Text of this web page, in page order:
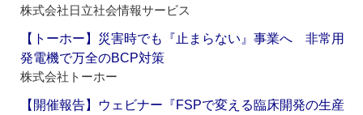
株式会社日立社会情報サービス
【トーホー】災害時でも『止まらない』事業へ 非常用
発電機で万全のBCP対策
株式会社トーホー
【開催報告】ウェビナー『FSPで変える臨床開発の生産